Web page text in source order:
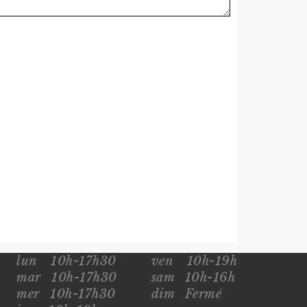
lun
10h-17h30
mar
10h-17h30
mer
10h-17h30
ven
10h-19h
sam
10h-16h
dim
Fermé